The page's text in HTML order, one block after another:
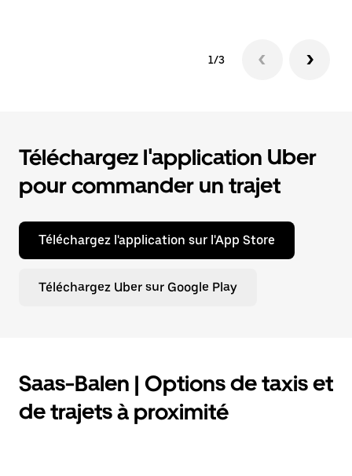
1/3
Téléchargez l'application Uber
pour commander un trajet
Téléchargez l'application sur l'App Store
Téléchargez Uber sur Google Play
Saas-Balen | Options de taxis et
de trajets à proximité